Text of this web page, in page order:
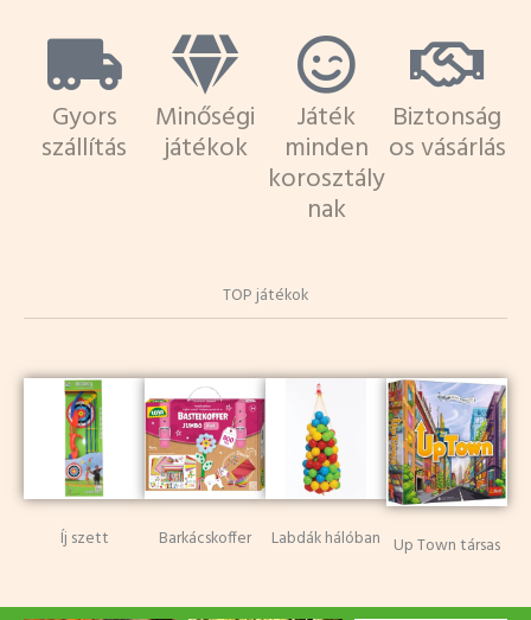
Gyors
szállítás
Minőségi
játékok
Játék
minden
korosztály
nak
Biztonság
os vásárlás
TOP játékok
Íj szett Barkácskoffer Labdák hálóban Up Town társas